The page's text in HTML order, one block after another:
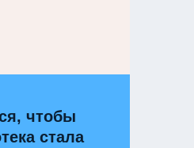
чтобы
стала